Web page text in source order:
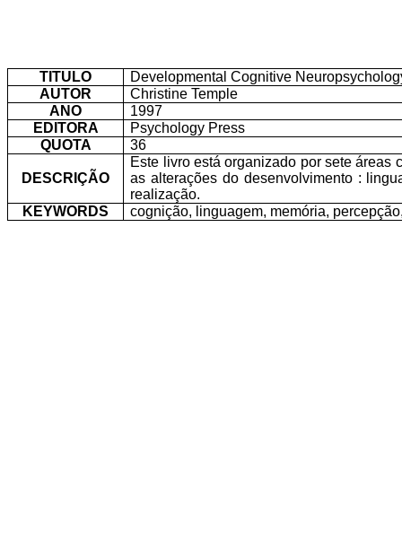
TITULO
Developmental Cognitive
AUTOR
Christine Temple
ANO
1997
EDITORA
Psychology Press
QUOTA
36
DESCRIÇÃO
Este livro está organizado por sete áreas
as alterações do desenvolvimento :
realização.
KEYWORDS
cognição, linguagem, memória,